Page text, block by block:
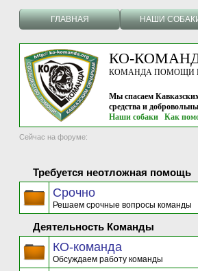
ГЛАВНАЯ НАШИ
КО-
КОМАНДА ПОМОЩИ
Мы спасаем
средства и
Наши собаки
Как
Сейчас на форуме:
Требуется неотложная помощь
Срочно
Решаем срочные вопросы команды
Деятельность Команды
КО-команда
Обсуждаем работу команды